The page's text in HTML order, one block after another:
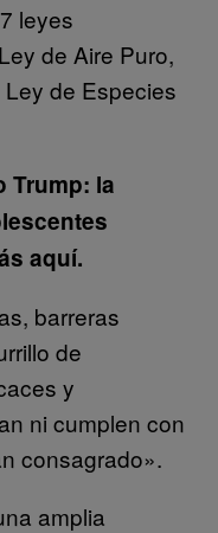
leyes
de Aire Puro,
de Especies
Trump: la
aquí.
barreras
de
y
ni cumplen con
consagrado».
amplia